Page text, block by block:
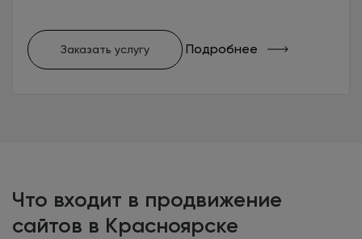
Заказать услугу Подробнее
Что входит в продвижение
сайтов в Красноярске